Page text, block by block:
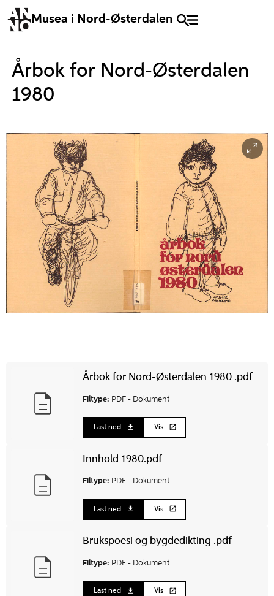
Musea i Nord-Østerdalen
Årbok for Nord-Østerdalen
1980
Årbok for Nord-Østerdalen 1980 .pdf
Filtype: PDF - Dokument
Last ned Vis
Innhold 1980.pdf
Filtype: PDF - Dokument
Last ned Vis
Brukspoesi og bygdedikting .pdf
Filtype: PDF - Dokument
Last ned Vis